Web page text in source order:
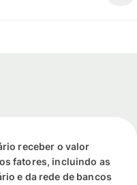
receber o valor
fatores, incluindo as
e da rede de bancos